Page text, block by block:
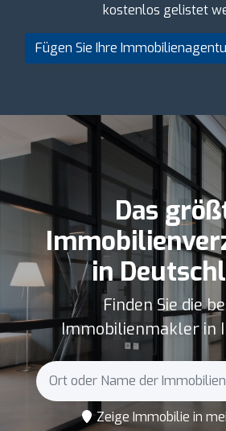
kostenlos gelistet
Fügen Sie Ihre
Das
in
Finden Sie die
Immobilienmakler in
Zeige Immobilie in